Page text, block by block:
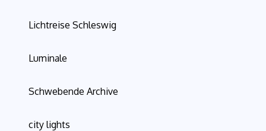
Lichtreise Schleswig
Luminale
Schwebende Archive
city lights